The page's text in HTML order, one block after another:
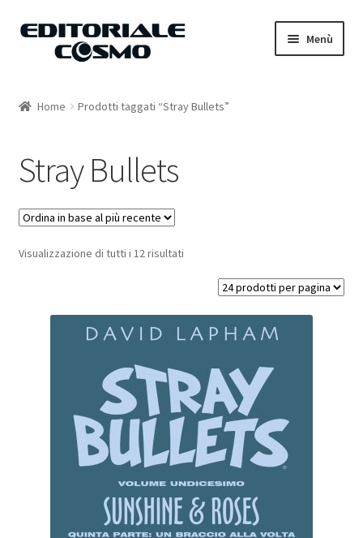
Vai
Vai
Menù
Carrello
Il mio account
Home Prodotti taggati “Stray Bullets”
Stray Bullets
Visualizzazione di tutti i 12 risultati